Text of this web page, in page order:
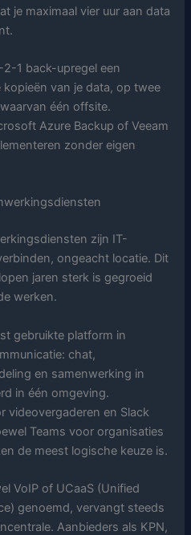
je maximaal vier uur aan data
1 back-upregel een
van je data, op twee
één offsite.
Azure Backup of Veeam
zonder eigen
zijn IT-
ongeacht locatie. Dit
jaren sterk is gegroeid
werken.
gebruikte platform in
chat,
en samenwerking in
in één omgeving.
videovergaderen en Slack
Teams voor organisaties
de meest logische keuze is.
VoIP of UCaaS (Unified
genoemd, vervangt steeds
Aanbieders als KPN,